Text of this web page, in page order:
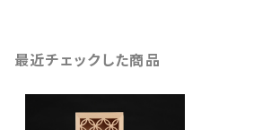
最近チェックした商品